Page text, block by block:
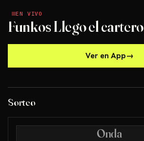
EN VIVO
EN VIVO
Funkos Llego el cartero
Ver en App→
Sorteo
Onda